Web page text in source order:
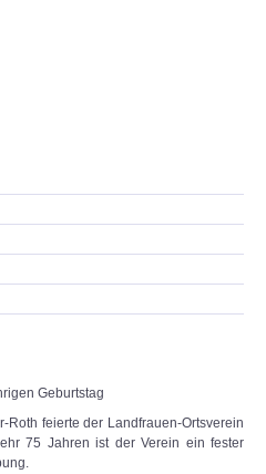
Geburtstag
Roth feierte der Landfrauen-Ortsverein
75 Jahren ist der Verein ein fester